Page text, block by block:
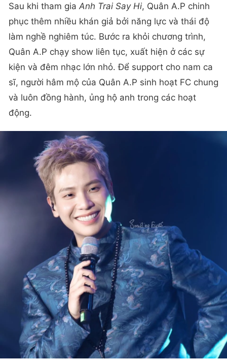
Sau khi tham gia Anh Trai Say Hi, Quân A.P chinh
phục thêm nhiều khán giả bởi năng lực và thái độ
làm nghề nghiêm túc. Bước ra khỏi chương trình,
Quân A.P chạy show liên tục, xuất hiện ở các sự
kiện và đêm nhạc lớn nhỏ. Để support cho nam ca
sĩ, người hâm mộ của Quân A.P sinh hoạt FC chung
và luôn đồng hành, ủng hộ anh trong các hoạt
động.